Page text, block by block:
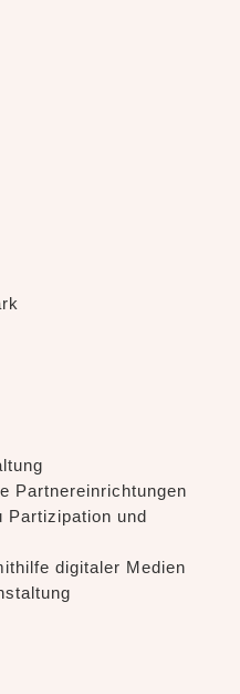
Partnereinrichtungen
Partizipation und
digitaler Medien